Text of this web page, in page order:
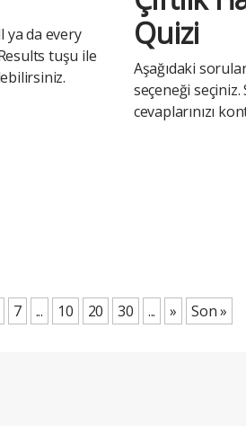
ya da every
tuşu ile
Quizi
Aşağıdaki
seçeneği
cevaplarınızı
7 ... 10 20 30 ... » Son »